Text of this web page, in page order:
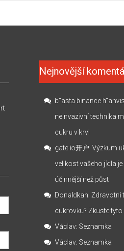
Nejnovější
b"asta binance
neinvazivní technika
cukru v krvi
gate io开户:Výzkum
velikost vašeho jídla
účinnější než půst
Donaldkah: Zdravotní
cukrovku? Zkuste
Václav: Seznamka
Václav: Seznamka